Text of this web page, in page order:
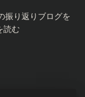
振り返りブログを
読む